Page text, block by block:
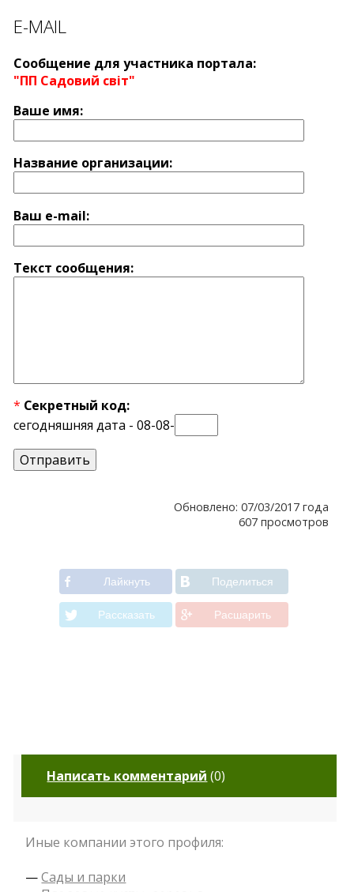
E-MAIL
Сообщение для участника портала:
"ПП Садовий світ"
Ваше имя:
Название оргaнизации:
Ваш e-mail:
Текст сообщения:
* Секретный код:
сегодняшняя дата - 08-08-
Обновлено: 07/03/2017 года
607 просмотров
Лайкнуть Поделиться
Рассказать Расшарить
Написать комментарий (0)
Иные компании этого профиля:
—Сады и парки